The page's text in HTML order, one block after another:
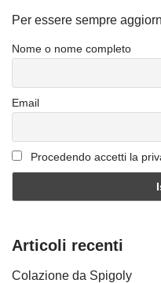
Per essere sempre
Nome o nome completo
Email
Procedendo accetti la
Articoli recenti
Colazione da Spigoly